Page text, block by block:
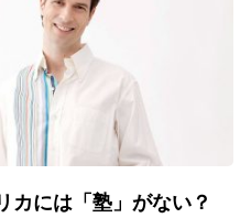
カには「塾」がない？